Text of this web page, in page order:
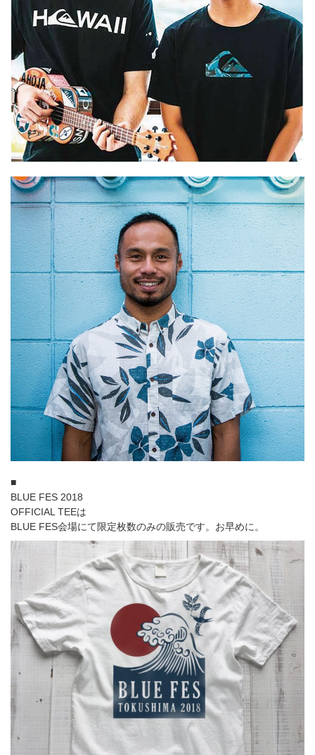
■
BLUE FES 2018
OFFICIAL TEEは
BLUE FES会場にて限定枚数のみの販売です。お早めに。